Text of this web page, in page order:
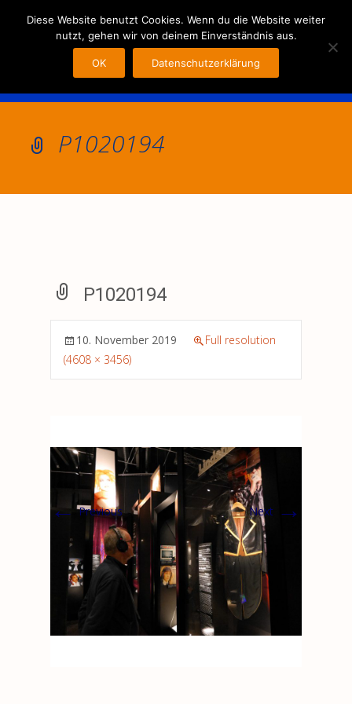
P1020194
P1020194
10. November 2019
Full resolution
(4608 × 3456)
← Previous Next →
MENU
Diese Website benutzt Cookies. Wenn du die Website weiter
nutzt, gehen wir von deinem Einverständnis aus.
OK Datenschutzerklärung